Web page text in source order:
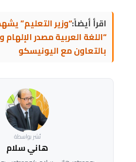
اقرأ أيضاً:“وزير التعليم”
“اللغة العربية مصدر الإلهام
بالتعاون مع اليونيسكو
نُشر بواسطة
هاني سلام